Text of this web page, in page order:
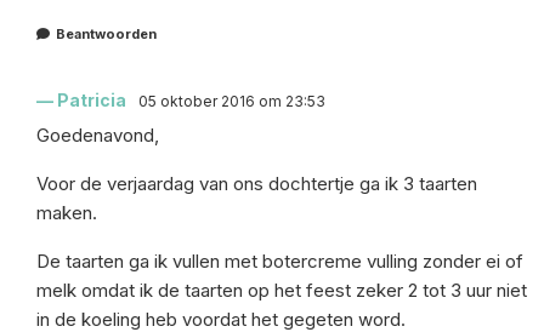
Beantwoorden
Patricia 05 oktober 2016 om 23:53
Goedenavond,
Voor de verjaardag van ons dochtertje ga ik 3 taarten
maken.
De taarten ga ik vullen met botercreme vulling zonder ei of
melk omdat ik de taarten op het feest zeker 2 tot 3 uur niet
in de koeling heb voordat het gegeten word.